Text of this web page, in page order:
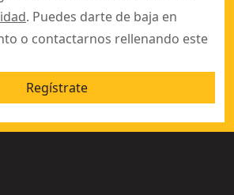
. Puedes darte de baja en
o contactarnos rellenando este
Regístrate